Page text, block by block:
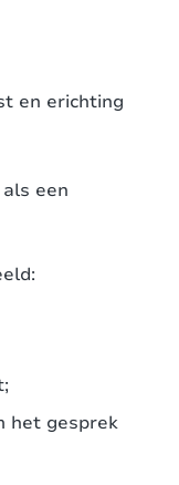
en erichting
een
het gesprek